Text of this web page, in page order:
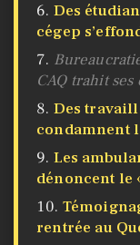
Des
cégep
CAQ trahit
Des
condamnent
Les
dénoncent le
rentrée au